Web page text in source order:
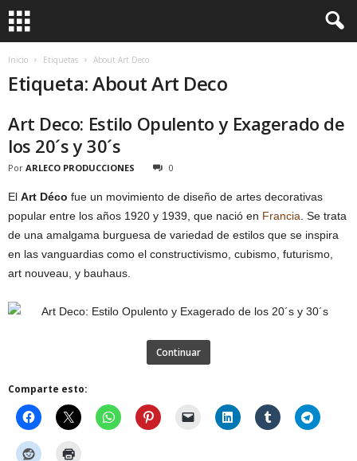
Inicio Etiquetas About Art Deco
Etiqueta: About Art Deco
Art Deco: Estilo Opulento y Exagerado de
los 20´s y 30´s
Por ARLECO PRODUCCIONES 0
El Art Déco fue un movimiento de diseño de artes decorativas
popular entre los años 1920 y 1939, que nació en Francia . Se trata
de una amalgama burguesa de variedad de estilos que se inspira
en las vanguardias como el constructivismo, cubismo, futurismo,
art nouveau, y bauhaus.
Continuar
Comparte esto: